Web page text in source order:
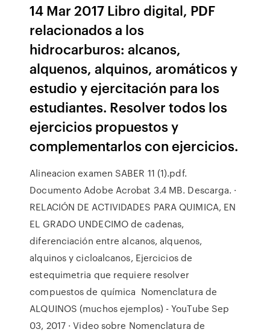
14 Mar 2017 Libro digital, PDF
relacionados a los
hidrocarburos: alcanos,
alquenos, alquinos, aromáticos y
estudio y ejercitación para los
estudiantes. Resolver todos los
ejercicios propuestos y
complementarlos con ejercicios.
Alineacion examen SABER 11 (1).pdf.
Documento Adobe Acrobat 3.4 MB. Descarga. ·
RELACIÓN DE ACTIVIDADES PARA QUIMICA, EN
EL GRADO UNDECIMO de cadenas,
diferenciación entre alcanos, alquenos,
alquinos y cicloalcanos, Ejercicios de
estequimetria que requiere resolver
compuestos de química Nomenclatura de
ALQUINOS (muchos ejemplos) - YouTube Sep
03, 2017 · Video sobre Nomenclatura de